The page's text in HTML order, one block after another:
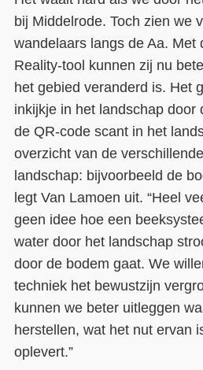
bij Middelrode. Toch zien we
wandelaars langs de Aa. Met
Reality-tool kunnen zij nu
het gebied veranderd is. Het
inkijkje in het landschap door
de QR-code scant in het
overzicht van de
landschap: bijvoorbeeld de
legt Van Lamoen uit. “Heel
geen idee hoe een
water door het landschap
door de bodem gaat. We
techniek het bewustzijn
kunnen we beter uitleggen
herstellen, wat het nut ervan
oplevert.”